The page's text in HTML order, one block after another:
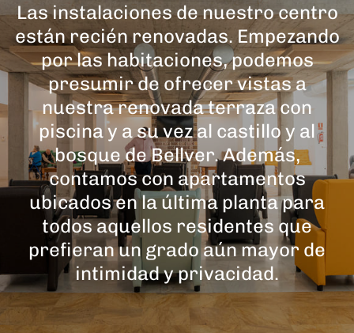
Las instalaciones de nuestro centro
están recién renovadas. Empezando
por las habitaciones, podemos
presumir de ofrecer vistas a
nuestra renovada terraza con
piscina y a su vez al castillo y al
bosque de Bellver. Además,
contamos con apartamentos
ubicados en la última planta para
todos aquellos residentes que
prefieran un grado aún mayor de
intimidad y privacidad.